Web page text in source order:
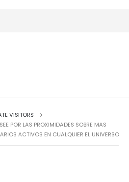
VISITORS
POR LAS PROXIMIDADES SOBRE MAS
ACTIVOS EN CUALQUIER EL UNIVERSO